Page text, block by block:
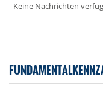
Keine Nachrichten